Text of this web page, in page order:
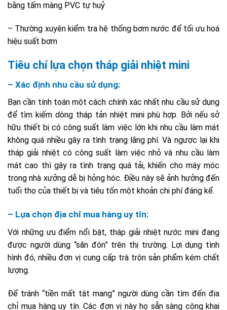
bằng tấm màng PVC tự huỷ
– Thường xuyên kiểm tra hệ thống bơm nước để tối ưu hoá
hiệu suất bơm
Tiêu chí lựa chọn tháp giải nhiệt mini
– Xác định nhu cầu sử dụng:
Bạn cần tính toán một cách chính xác nhất nhu cầu sử dụng
để tìm kiếm dòng tháp tản nhiệt mini phù hợp. Bởi nếu sở
hữu thiết bị có công suất làm việc lớn khi nhu cầu làm mát
không quá nhiều gây ra tình trạng lãng phí. Và ngược lại khi
tháp giải nhiệt có công suất làm việc nhỏ và nhu cầu làm
mát cao thì gây ra tình trạng quá tải, khiến cho máy móc
trong nhà xưởng dễ bị hỏng hóc. Điều này sẽ ảnh hưởng đến
tuổi thọ của thiết bị và tiêu tốn một khoản chi phí đáng kể.
– Lựa chọn địa chỉ mua hàng uy tín:
Với những ưu điểm nổi bật, tháp giải nhiệt nước mini đang
được người dùng “săn đón” trên thị trường. Lợi dụng tình
hình đó, nhiều đơn vị cung cấp trà trộn sản phẩm kém chất
lượng.
Để tránh “tiền mất tật mang” người dùng cần tìm đến địa
chỉ mua hàng uy tín. Các đơn vị này họ sẵn sàng công khai